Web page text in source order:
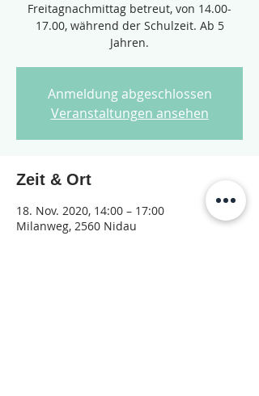
Freitagnachmittag betreut, von 14.00-
17.00, während der Schulzeit. Ab 5
Jahren.
Anmeldung abgeschlossen
Veranstaltungen ansehen
Zeit & Ort
18. Nov. 2020, 14:00 – 17:00
Milanweg, 2560 Nidau